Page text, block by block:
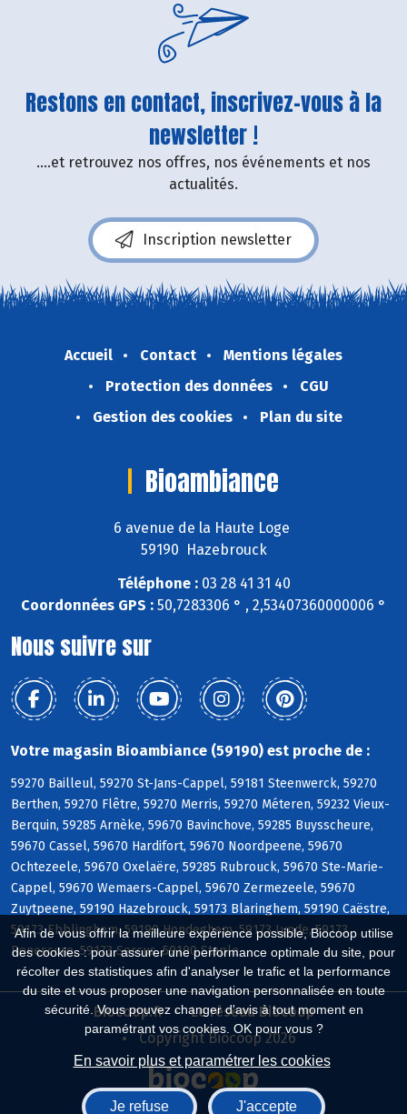
Afin de vous offrir la meilleure expérience possible, Biocoop utilise
des cookies : pour assurer une performance optimale du site, pour
récolter des statistiques afin d'analyser le trafic et la performance
du site et vous proposer une navigation personnalisée en toute
sécurité. Vous pouvez changer d'avis à tout moment en
paramétrant vos cookies. OK pour vous ?
En savoir plus et paramétrer les cookies
Je refuse J'accepte
Restons en contact, inscrivez-vous à la
newsletter !
....et retrouvez nos offres, nos événements et nos
actualités.
Inscription newsletter
Accueil Contact
Mentions légales
Protection des données
CGU
Gestion des cookies
Plan du site
Bioambiance
6 avenue de la Haute Loge
59190 Hazebrouck
Téléphone :03 28 41 31 40
Coordonnées GPS : 50,7283306 ° , 2,53407360000006 °
Nous suivre sur
Votre magasin Bioambiance (59190) est proche de :
59270 Bailleul, 59270 St-Jans-Cappel, 59181 Steenwerck, 59270
Berthen, 59270 Flêtre, 59270 Merris, 59270 Méteren, 59232 Vieux-
Berquin, 59285 Arnèke, 59670 Bavinchove, 59285 Buysscheure,
59670 Cassel, 59670 Hardifort, 59670 Noordpeene, 59670
Ochtezeele, 59670 Oxelaëre, 59285 Rubrouck, 59670 Ste-Marie-
Cappel, 59670 Wemaers-Cappel, 59670 Zermezeele, 59670
Zuytpeene, 59190 Hazebrouck, 59173 Blaringhem, 59190 Caëstre,
59173 Ebblinghem, 59190 Hondeghem, 59173 Lynde, 59173
Renescure, 59173 Sercus, 59190 Staple
Biocoop.fr
Le réseau Biocoop
Copyright Biocoop 2026